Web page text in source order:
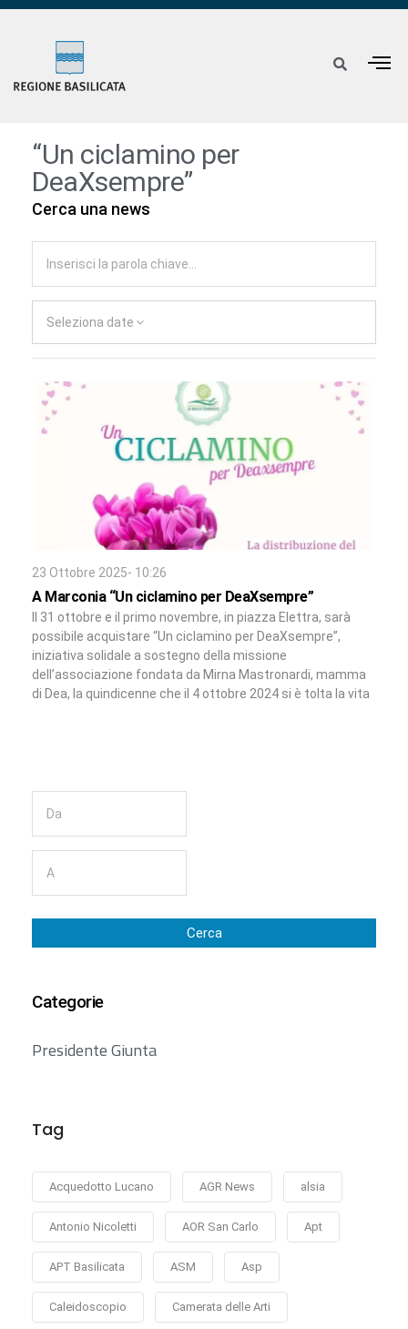
“Un ciclamino per
DeaXsempre”
Cerca una news
Seleziona date
23 Ottobre 2025- 10:26
A Marconia “Un ciclamino per DeaXsempre”
Il 31 ottobre e il primo novembre, in piazza Elettra, sarà
possibile acquistare “Un ciclamino per DeaXsempre”,
iniziativa solidale a sostegno della missione
dell’associazione fondata da Mirna Mastronardi, mamma
di Dea, la quindicenne che il 4 ottobre 2024 si è tolta la vita
Cerca
Categorie
Presidente Giunta
Tag
Acquedotto Lucano AGR News alsia
Antonio Nicoletti AOR San Carlo Apt
APT Basilicata ASM Asp
Caleidoscopio Camerata delle Arti